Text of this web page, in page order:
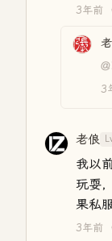
3年前
3
老俍
我以
玩耍
果私
3年前